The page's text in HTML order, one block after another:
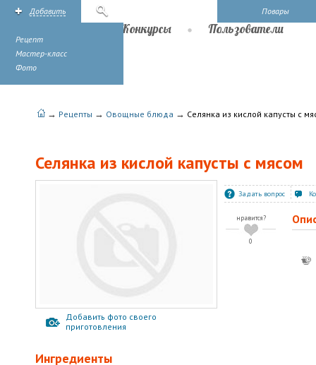
Повары
Добавить
Рецепт
Мастер-класс
Фото
Конкурсы Пользователи
→ Рецепты → Овощные блюда → Селянка из кислой капусты с
Селянка из кислой капусты с мясом
Добавить фото своего
приготовления
Задать вопрос
нравится?
0
Ингредиенты